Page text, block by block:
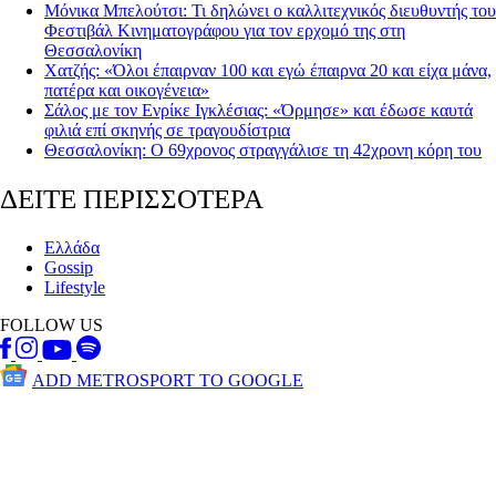
Μόνικα Μπελούτσι: Τι δηλώνει ο καλλιτεχνικός διευθυντής του
Φεστιβάλ Κινηματογράφου για τον ερχομό της στη
Θεσσαλονίκη
Χατζής: «Όλοι έπαιρναν 100 και εγώ έπαιρνα 20 και είχα μάνα,
πατέρα και οικογένεια»
Σάλος με τον Ενρίκε Ιγκλέσιας: «Όρμησε» και έδωσε καυτά
φιλιά επί σκηνής σε τραγουδίστρια
Θεσσαλονίκη: Ο 69χρονος στραγγάλισε τη 42χρονη κόρη του
ΔΕΙΤΕ ΠΕΡΙΣΣΟΤΕΡΑ
Ελλάδα
Gossip
Lifestyle
FOLLOW US
ADD METROSPORT TO GOOGLE